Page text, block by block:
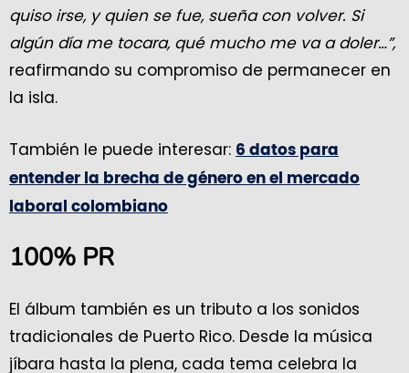
quiso irse, y quien se fue, sueña con volver. Si
algún día me tocara, qué mucho me va a doler…”,
reafirmando su compromiso de permanecer en
la isla.
También le puede interesar: 6 datos para
entender la brecha de género en el mercado
laboral colombiano
100% PR
El álbum también es un tributo a los sonidos
tradicionales de Puerto Rico. Desde la música
jíbara hasta la plena, cada tema celebra la